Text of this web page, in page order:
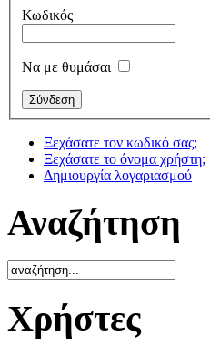
Κωδικός
Να με θυμάσαι
Ξεχάσατε τον κωδικό σας;
Ξεχάσατε το όνομα χρήστη;
Δημιουργία λογαριασμού
Αναζήτηση
Χρήστες